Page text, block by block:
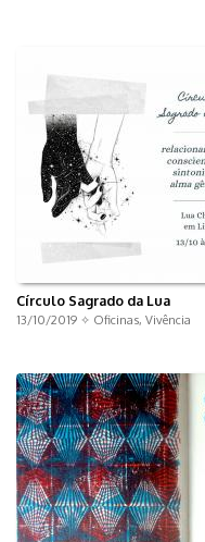
Círculo Sagrado da Lua
13/10/2019 ✧ Oficinas, Vivência